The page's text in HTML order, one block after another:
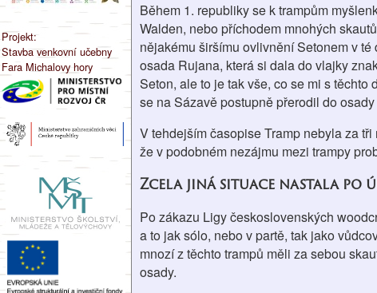
Projekt:
Stavba venkovní učebny
Fara Michalovy hory
Během 1. republiky se k trampům
Walden, nebo příchodem mnohých
nějakému širšímu ovlivnění Setonem v
osada Rujana, která si dala do vlajky
Seton, ale to je tak vše, co se mi s
se na Sázavě postupně přerodil do
V tehdejším časopise Tramp nebyla za
že v podobném nezájmu mezi trampy
Zcela jiná situace nastala po
Po zákazu Ligy československých
a to jak sólo, nebo v partě, tak jako
mnozí z těchto trampů měli za sebou
osady.